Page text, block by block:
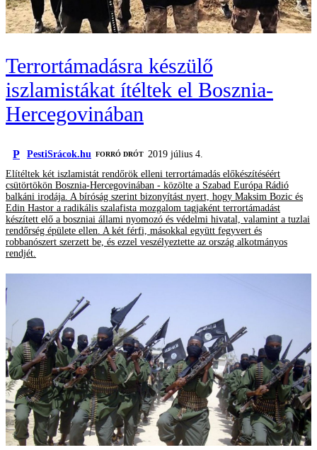
Terrortámadásra készülő
iszlamistákat ítéltek el Bosznia-
Hercegovinában
P PestiSrácok.hu FORRÓ DRÓT
2019 július 4.
Elítéltek két iszlamistát rendőrök elleni terrortámadás előkészítéséért
csütörtökön Bosznia-Hercegovinában - közölte a Szabad Európa Rádió
balkáni irodája. A bíróság szerint bizonyítást nyert, hogy Maksim Bozic és
Edin Hastor a radikális szalafista mozgalom tagjaként terrortámadást
készített elő a boszniai állami nyomozó és védelmi hivatal, valamint a tuzlai
rendőrség épülete ellen. A két férfi, másokkal együtt fegyvert és
robbanószert szerzett be, és ezzel veszélyeztette az ország alkotmányos
rendjét.